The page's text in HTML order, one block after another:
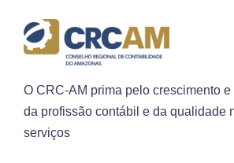
O CRC-AM prima pelo crescimento
da profissão contábil e da qualidade
serviços